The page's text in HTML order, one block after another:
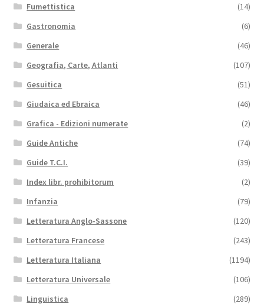
Fumettistica
(14)
Gastronomia
(6)
Generale
(46)
Geografia, Carte, Atlanti
(107)
Gesuitica
(51)
Giudaica ed Ebraica
(46)
Grafica - Edizioni numerate
(2)
Guide Antiche
(74)
Guide T.C.I.
(39)
Index libr. prohibitorum
(2)
Infanzia
(79)
Letteratura Anglo-Sassone
(120)
Letteratura Francese
(243)
Letteratura Italiana
(1194)
Letteratura Universale
(106)
Linguistica
(289)